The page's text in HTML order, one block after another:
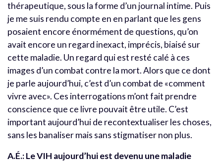
thérapeutique, sous la forme d’un journal intime. Puis
je me suis rendu compte en en parlant que les gens
posaient encore énormément de questions, qu’on
avait encore un regard inexact, imprécis, biaisé sur
cette maladie. Un regard qui est resté calé à ces
images d’un combat contre la mort. Alors que ce dont
je parle aujourd’hui, c’est d’un combat de «comment
vivre avec». Ces interrogations m’ont fait prendre
conscience que ce livre pouvait être utile. C’est
important aujourd’hui de recontextualiser les choses,
sans les banaliser mais sans stigmatiser non plus.
A.É.: Le VIH aujourd’hui est devenu une maladie